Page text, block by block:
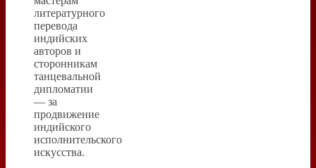
литературного
перевода
индийских
авторов и
сторонникам
танцевальной
дипломатии
— за
продвижение
индийского
исполнительского
искусства.